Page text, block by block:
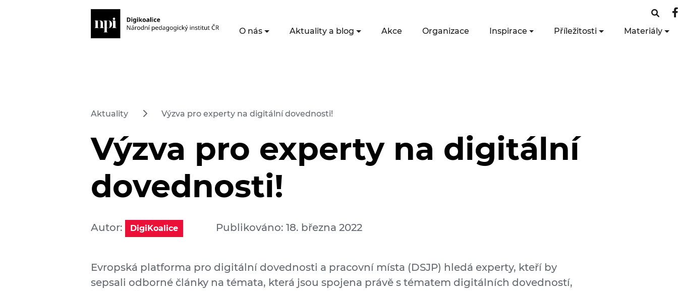
O nás Aktuality a blog Akce Organizace Inspirace Příležitosti Materiály
Aktuality Výzva pro experty na digitální dovednosti!
Výzva pro experty na digitální
dovednosti!
Autor: DigiKoalice Publikováno: 18. března 2022
Evropská platforma pro digitální dovednosti a pracovní místa (DSJP) hledá experty, kteří by
sepsali odborné články na témata, která jsou spojena právě s tématem digitálních dovedností,